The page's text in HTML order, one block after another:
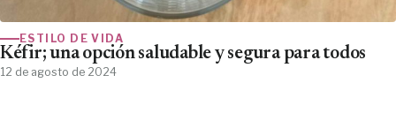
ESTILO DE VIDA
Kéfir; una opción saludable y segura para todos
12 de agosto de 2024